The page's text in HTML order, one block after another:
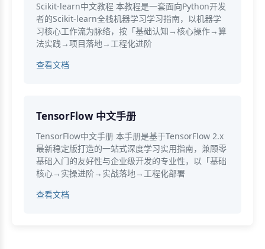
Scikit-learn中文教程 本教程是一套面向Python开发
者的Scikit-learn全栈机器学习学习指南，以机器学
习核心工作流为脉络，按「基础认知→核心操作→算
法实践→项目落地→工程化进阶
查看文档
TensorFlow 中文手册
TensorFlow中文手册 本手册是基于TensorFlow 2.x
最新稳定版打造的一站式深度学习实用指南，兼顾零
基础入门的友好性与企业级开发的专业性，以「基础
核心→实操进阶→实战落地→工程化部署
查看文档